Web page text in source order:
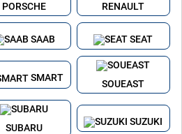
PORSCHE RENAULT
SAAB SEAT
SMART
SOUEAST
SUBARU
SUZUKI